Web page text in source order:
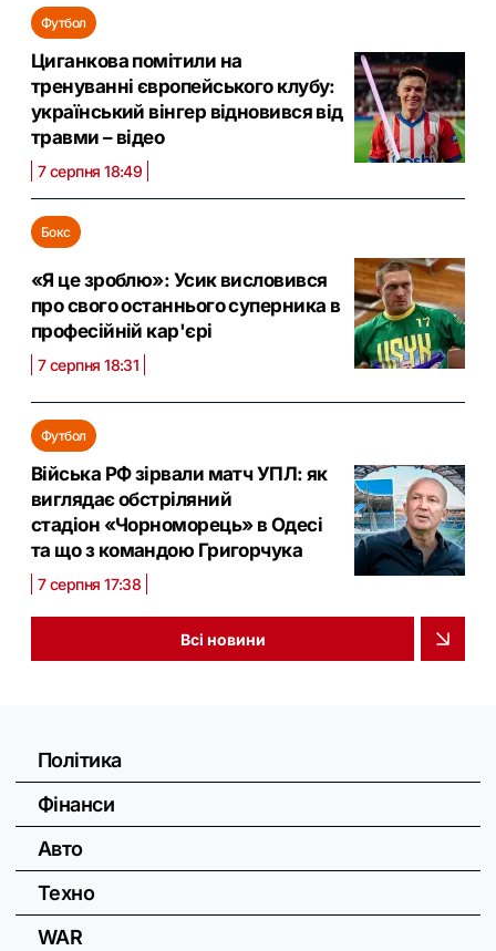
Футбол
Циганкова помітили на
тренуванні європейського клубу:
український вінгер відновився від
травми – відео
7 серпня 18:49
Бокс
«Я це зроблю»: Усик висловився
про свого останнього суперника в
професійній кар'єрі
7 серпня 18:31
Футбол
Війська РФ зірвали матч УПЛ: як
виглядає обстріляний
стадіон «Чорноморець» в Одесі
та що з командою Григорчука
7 серпня 17:38
Всі новини
Політика
Фінанси
Авто
Техно
WAR